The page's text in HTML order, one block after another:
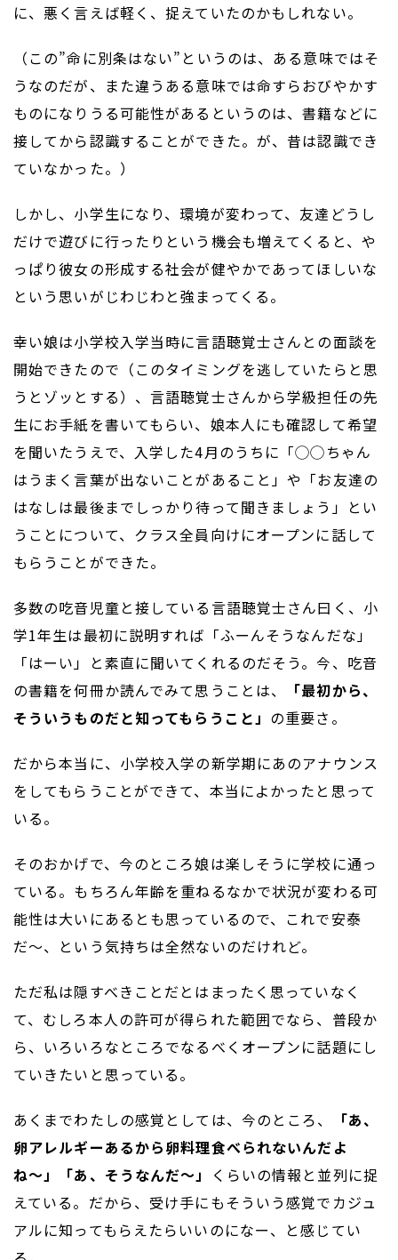
に、悪く言えば軽く、捉えていたのかもしれない。
（この”命に別条はない”というのは、ある意味ではそ
うなのだが、また違うある意味では命すらおびやかす
ものになりうる可能性があるというのは、書籍などに
接してから認識することができた。が、昔は認識でき
ていなかった。）
しかし、小学生になり、環境が変わって、友達どうし
だけで遊びに行ったりという機会も増えてくると、や
っぱり彼女の形成する社会が健やかであってほしいな
という思いがじわじわと強まってくる。
幸い娘は小学校入学当時に言語聴覚士さんとの面談を
開始できたので（このタイミングを逃していたらと思
うとゾッとする）、言語聴覚士さんから学級担任の先
生にお手紙を書いてもらい、娘本人にも確認して希望
を聞いたうえで、入学した4月のうちに「◯◯ちゃん
はうまく言葉が出ないことがあること」や「お友達の
はなしは最後までしっかり待って聞きましょう」とい
うことについて、クラス全員向けにオープンに話して
もらうことができた。
多数の吃音児童と接している言語聴覚士さん曰く、小
学1年生は最初に説明すれば「ふーんそうなんだな」
「はーい」と素直に聞いてくれるのだそう。今、吃音
の書籍を何冊か読んでみて思うことは、
「最初から、
そういうものだと知ってもらうこと」 の重要さ。
だから本当に、小学校入学の新学期にあのアナウンス
をしてもらうことができて、本当によかったと思って
いる。
そのおかげで、今のところ娘は楽しそうに学校に通っ
ている。もちろん年齢を重ねるなかで状況が変わる可
能性は大いにあるとも思っているので、これで安泰
だ〜、という気持ちは全然ないのだけれど。
ただ私は隠すべきことだとはまったく思っていなく
て、むしろ本人の許可が得られた範囲でなら、普段か
ら、いろいろなところでなるべくオープンに話題にし
ていきたいと思っている。
あくまでわたしの感覚としては、今のところ、
「あ、
卵アレルギーあるから卵料理食べられないんだよ
ね〜」「あ、そうなんだ〜」
くらいの情報と並列に捉
えている。だから、受け手にもそういう感覚でカジュ
アルに知ってもらえたらいいのになー、と感じてい